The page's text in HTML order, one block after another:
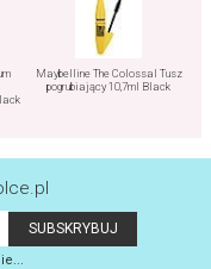
Maybelline The Colossal Tusz
pogrubiający 10,7ml Black